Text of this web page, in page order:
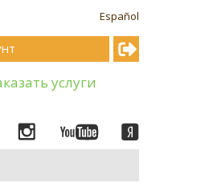
Español
услуги